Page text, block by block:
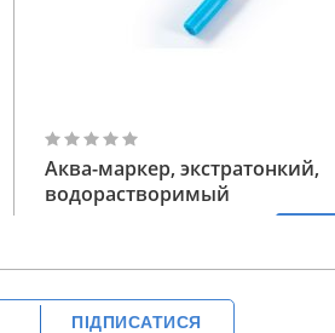
Аква-маркер, экстратонкий,
водорастворимый
ПІДПИСАТИСЯ